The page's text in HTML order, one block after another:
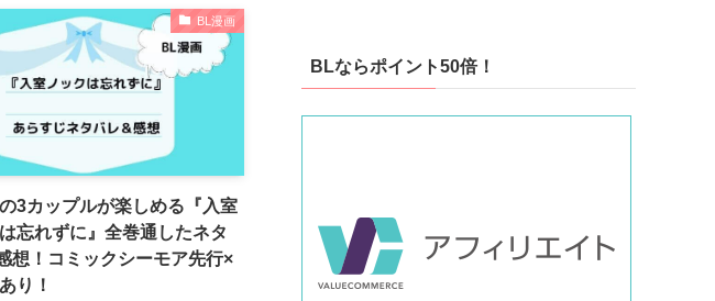
BL漫画
3カップルが楽しめる『入室
忘れずに』全巻通したネタ
想！コミックシーモア先行×
り！
BLならポイント50倍！